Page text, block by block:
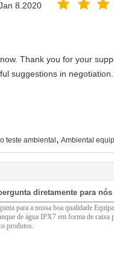
8.2020
Thank you for your
suggestions in
teste ambiental , Ambiental
diretamente para nós